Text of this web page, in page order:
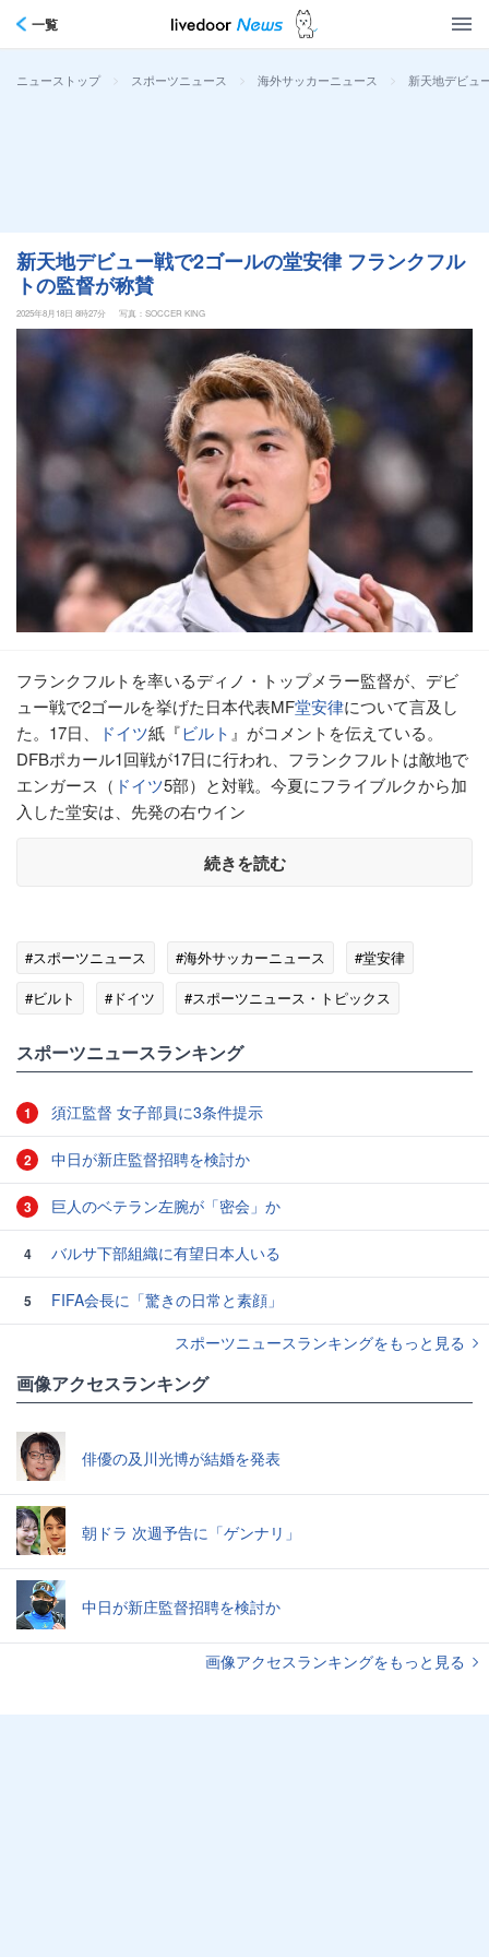
一覧
ニューストップ > スポーツニュース > 海外サッカーニュース > 新天地デビュ
新天地デビュー戦で2ゴールの堂安律 フランクフル
トの監督が称賛
2025年8月18日 8時27分 写真：SOCCER KING
フランクフルトを率いるディノ・トップメラー監督が、デビ
ュー戦で2ゴールを挙げた日本代表MF堂安律について言及し
た。17日、
ドイツ紙『ビルト 』がコメントを伝えている。
DFBポカール1回戦が17日に行われ、フランクフルトは敵地で
エンガース（ ドイツ5部）と対戦。今夏にフライブルクから加
入した堂安は、先発の右ウイン
続きを読む
#スポーツニュース #海外サッカーニュース
#堂安律
#ビルト
#ドイツ #スポーツニュース・トピックス
スポーツニュースランキング
1 須江監督 女子部員に3条件提示
2 中日が新庄監督招聘を検討か
3 巨人のベテラン左腕が「密会」か
4 バルサ下部組織に有望日本人いる
5
FIFA会長に「驚きの日常と素顔」
スポーツニュースランキングをもっと見る
画像アクセスランキング
俳優の及川光博が結婚を発表
朝ドラ 次週予告に「ゲンナリ」
中日が新庄監督招聘を検討か
画像アクセスランキングをもっと見る